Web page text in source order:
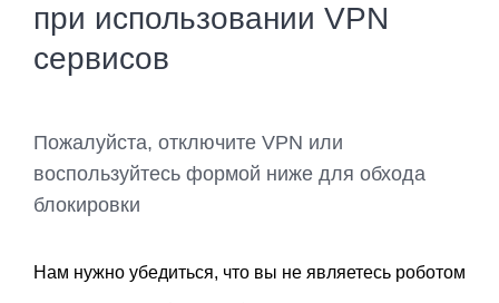
при использовании VPN
сервисов
Пожалуйста, отключите VPN или
воспользуйтесь формой ниже для обхода
блокировки
Нам нужно убедиться, что вы не являетесь роботом